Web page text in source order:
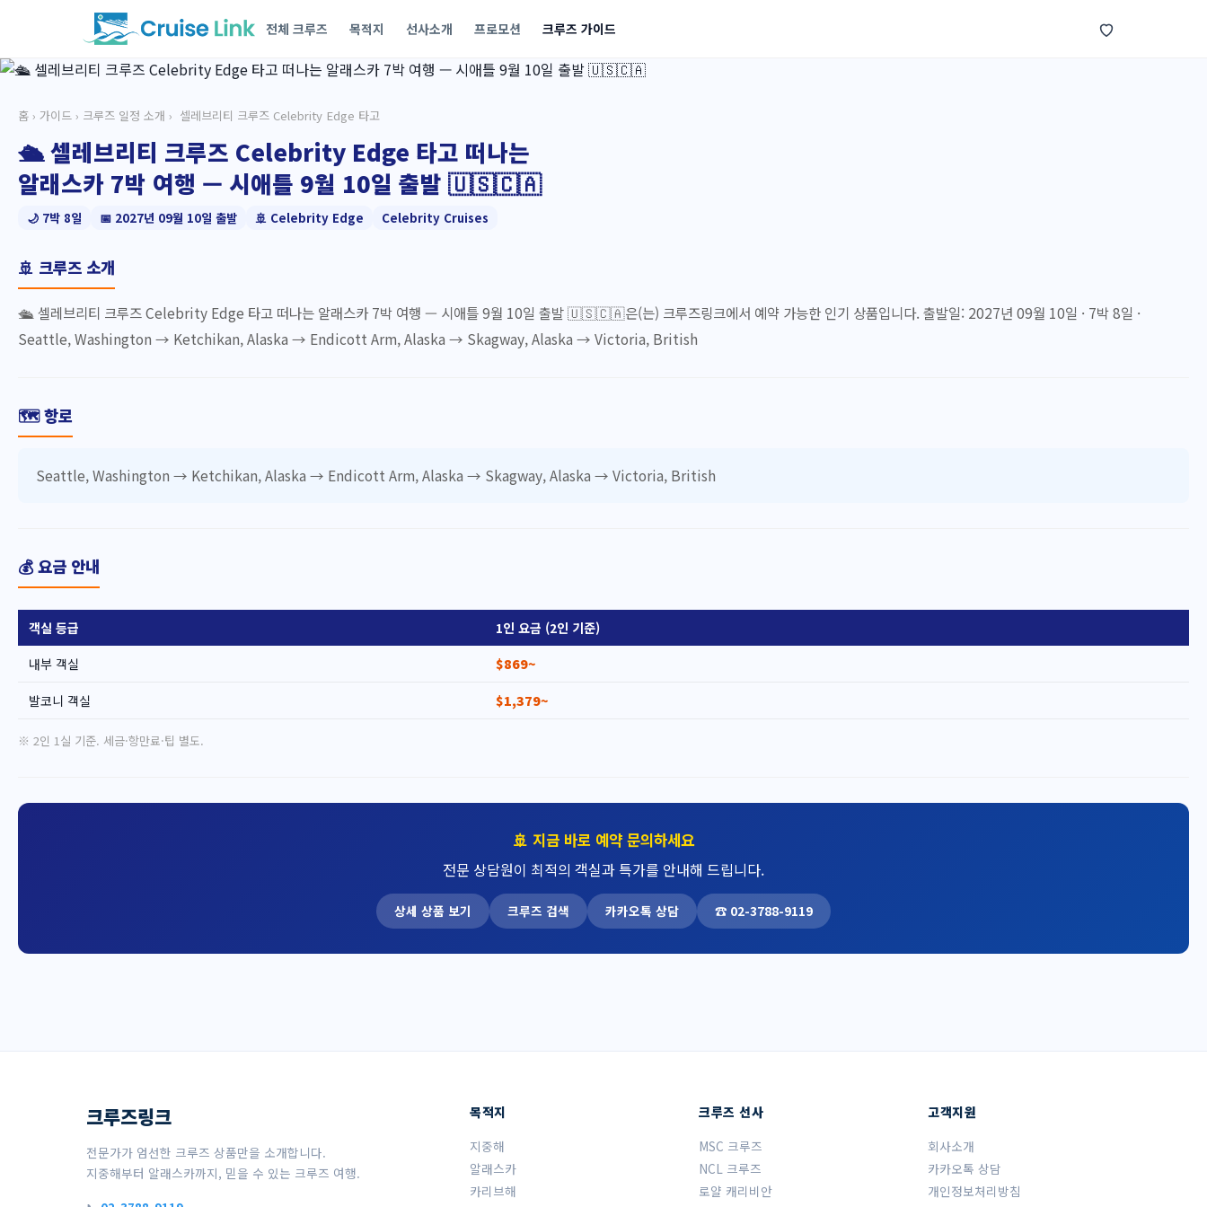
전체 크루즈 목적지 선사소개 프로모션 크루즈 가이드
홈 › 가이드 › 크루즈 일정 소개 › ️ 셀레브리티 크루즈 Celebrity Edge 타고
🛳️ 셀레브리티 크루즈 Celebrity Edge 타고 떠나는
알래스카 7박 여행 — 시애틀 9월 10일 출발 🇺🇸🇨🇦
🌙 7박 8일 📅 2027년 09월 10일 출발 🚢 Celebrity Edge Celebrity Cruises
🚢 크루즈 소개
🛳️ 셀레브리티 크루즈 Celebrity Edge 타고 떠나는 알래스카 7박 여행 — 시애틀 9월 10일 출발 🇺🇸🇨🇦은(는) 크루즈링크에서 예약 가능한 인기 상품입니다. 출발일: 2027년 09월 10일 · 7박 8일 ·
Seattle, Washington → Ketchikan, Alaska → Endicott Arm, Alaska → Skagway, Alaska → Victoria, British
🗺️ 항로
Seattle, Washington → Ketchikan, Alaska → Endicott Arm, Alaska → Skagway, Alaska → Victoria, British
💰 요금 안내
객실 등급
1인 요금 (2인 기준)
내부 객실
$869~
발코니 객실 $1,379~
※ 2인 1실 기준. 세금·항만료·팁 별도.
🚢 지금 바로 예약 문의하세요
전문 상담원이 최적의 객실과 특가를 안내해 드립니다.
상세 상품 보기 크루즈 검색 카카오톡 상담 ☎ 02-3788-9119
크루즈링크
전문가가 엄선한 크루즈 상품만을 소개합니다.
지중해부터 알래스카까지, 믿을 수 있는 크루즈 여행.
목적지
지중해
알래스카
카리브해
크루즈 선사
MSC 크루즈
NCL 크루즈
로얄 캐리비안
고객지원
회사소개
카카오톡 상담
개인정보처리방침